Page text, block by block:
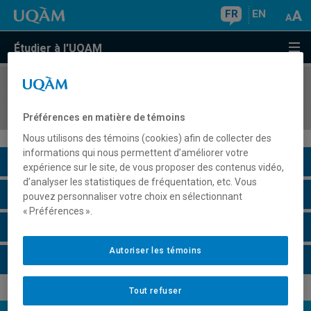
FR EN
Étudier à l'UQAM
COURS//
Description du cours
Horaire - Été 2026
Préférences en matière de témoins
Nous utilisons des témoins (cookies) afin de collecter des
informations qui nous permettent d’améliorer votre
expérience sur le site, de vous proposer des contenus vidéo,
d’analyser les statistiques de fréquentation, etc. Vous
pouvez personnaliser votre choix en sélectionnant
« Préférences ».
Tout refuser
Autoriser les témoins